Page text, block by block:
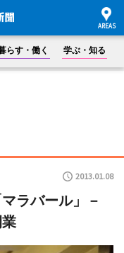
らす・働く 学ぶ・知る
2013.01.08
ラバール」－